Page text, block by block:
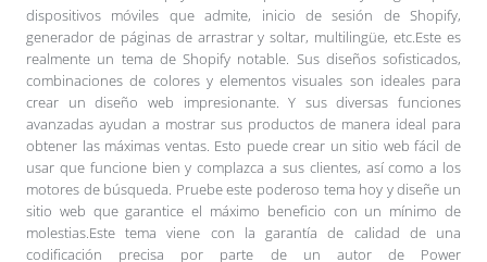
dispositivos móviles que admite, inicio de sesión de Shopify,
generador de páginas de arrastrar y soltar, multilingüe, etc.Este es
realmente un tema de Shopify notable. Sus diseños sofisticados,
combinaciones de colores y elementos visuales son ideales para
crear un diseño web impresionante. Y sus diversas funciones
avanzadas ayudan a mostrar sus productos de manera ideal para
obtener las máximas ventas. Esto puede crear un sitio web fácil de
usar que funcione bien y complazca a sus clientes, así como a los
motores de búsqueda. Pruebe este poderoso tema hoy y diseñe un
sitio web que garantice el máximo beneficio con un mínimo de
molestias.Este tema viene con la garantía de calidad de una
codificación precisa por parte de un autor de Power